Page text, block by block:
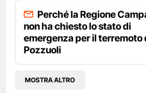
Perché la Regione
non ha chiesto lo stato di
emergenza per il terremoto
Pozzuoli
MOSTRA ALTRO